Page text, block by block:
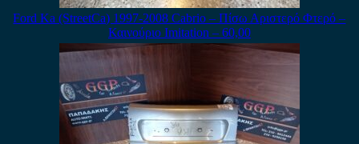
Ford Ka (StreetCa) 1997-2008 Cabrio – Πίσω Αριστερό Φτερό –
Καινούριο Imitation – 60,00